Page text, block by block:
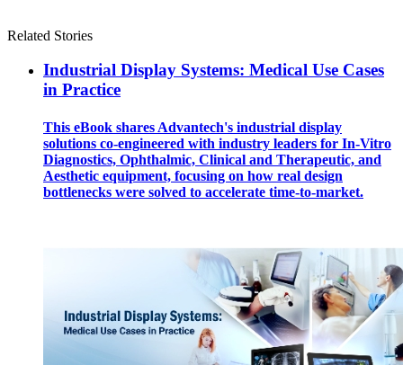
Related Stories
Industrial Display Systems: Medical Use Cases
in Practice
This eBook shares Advantech's industrial display
solutions co-engineered with industry leaders for In-Vitro
Diagnostics, Ophthalmic, Clinical and Therapeutic, and
Aesthetic equipment, focusing on how real design
bottlenecks were solved to accelerate time-to-market.